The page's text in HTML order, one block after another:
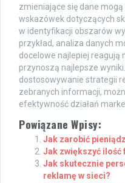
zmieniające się dane
wskazówek dotyczących
w identyfikacji obszarów
przykład, analiza danych
docelowe najlepiej reagują
przynoszą najlepsze
dostosowywanie strategii
zebranych informacji,
efektywność działań
Powiązane Wpisy:
Jak zarobić
Jak zwiększyć
Jak skutecznie
reklamę w sieci?